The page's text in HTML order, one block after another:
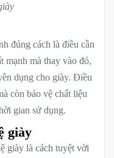
đúng cách là điều cần
mạnh mà thay vào đó,
dụng cho giày. Điều
còn bảo vệ chất liệu
gian sử dụng.
giày
giày là cách tuyệt vời